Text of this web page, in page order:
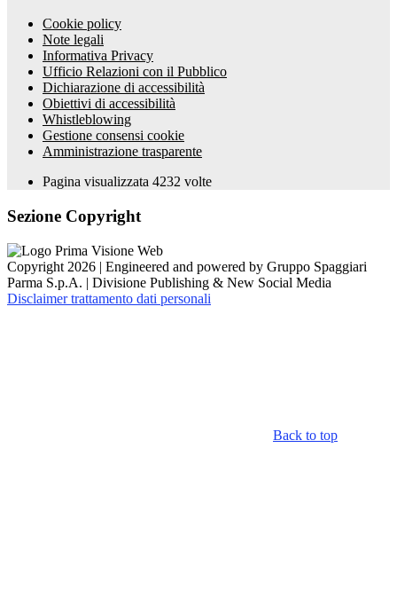
Cookie policy
Note legali
Informativa Privacy
Ufficio Relazioni con il Pubblico
Dichiarazione di accessibilità
Obiettivi di accessibilità
Whistleblowing
Gestione consensi cookie
Amministrazione trasparente
Pagina visualizzata 4232 volte
Sezione Copyright
Copyright 2026 | Engineered and powered by Gruppo Spaggiari
Parma S.p.A. | Divisione Publishing & New Social Media
Disclaimer trattamento dati personali
Back to top